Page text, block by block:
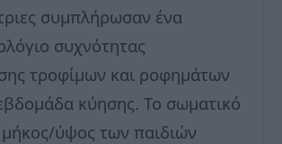
συμπλήρωσαν ένα
συχνότητας
τροφίμων και ροφημάτων
κύησης. Το σωματικό
ύψος των παιδιών